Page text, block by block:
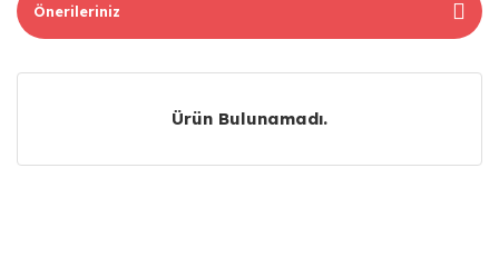
Önerileriniz
Ürün Bulunamadı.